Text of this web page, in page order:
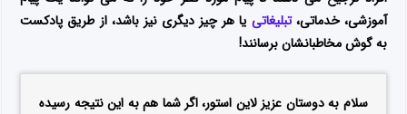
آموزشی، خدماتی،تبلیغاتی یا هر چیز دیگری نیز باشد، از طریق پادکست
به گوش مخاطبانشان برسانند!
سلام به دوستان عزیز لاین استور، اگر شما هم به این نتیجه رسیده